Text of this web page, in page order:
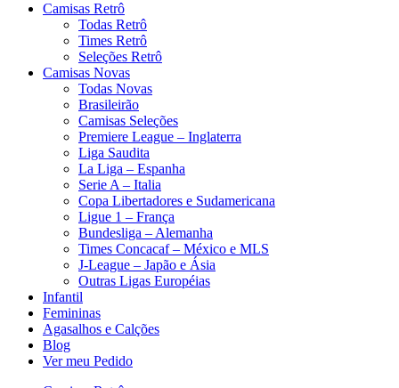
Camisas Retrô
Todas Retrô
Times Retrô
Seleções Retrô
Camisas Novas
Todas Novas
Brasileirão
Camisas Seleções
Premiere League – Inglaterra
Liga Saudita
La Liga – Espanha
Serie A – Italia
Copa Libertadores e Sudamericana
Ligue 1 – França
Bundesliga – Alemanha
Times Concacaf – México e MLS
J-League – Japão e Ásia
Outras Ligas Européias
Infantil
Femininas
Agasalhos e Calções
Blog
Ver meu Pedido